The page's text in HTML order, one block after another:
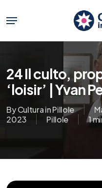
main
content
Menu
24 Il culto,
‘loisir’ | Yvan
ByCultura in Pillole
2023
Pillole 1